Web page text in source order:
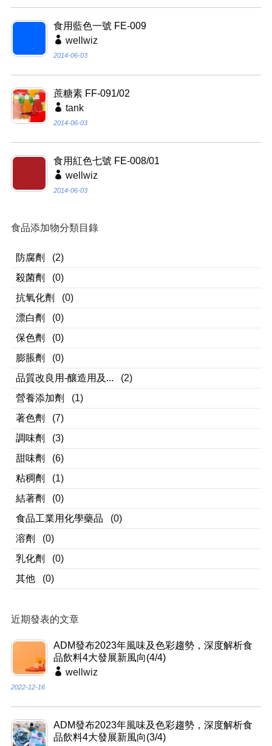
食用藍色一號 FE-009
wellwiz
2014-06-03
蔗糖素 FF-091/02
tank
2014-06-03
食用紅色七號 FE-008/01
wellwiz
2014-06-03
食品添加物分類目錄
防腐劑
(2)
殺菌劑
(0)
抗氧化劑
(0)
漂白劑
(0)
保色劑
(0)
膨脹劑
(0)
品質改良用-釀造用及...
(2)
營養添加劑
(1)
著色劑
(7)
調味劑
(3)
甜味劑
(6)
粘稠劑
(1)
結著劑
(0)
食品工業用化學藥品
(0)
溶劑
(0)
乳化劑
(0)
其他
(0)
近期發表的文章
ADM發布2023年風味及色彩趨勢，深度解析食
品飲料4大發展新風向(4/4)
wellwiz
2022-12-16
ADM發布2023年風味及色彩趨勢，深度解析食
品飲料4大發展新風向(3/4)